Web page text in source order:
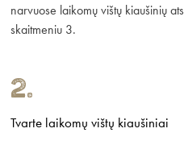
narvuose laikomų vištų kiaušinių
skaitmeniu 3.
2.
Tvarte laikomų vištų kiaušiniai